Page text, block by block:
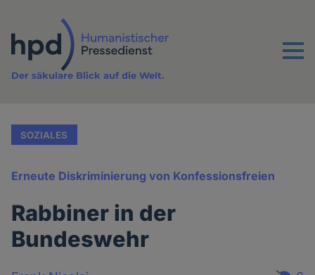
Inhalt
Menu
Der säkulare Blick auf die Welt.
SOZIALES
Erneute Diskriminierung von Konfessionsfreien
Rabbiner in der
Bundeswehr